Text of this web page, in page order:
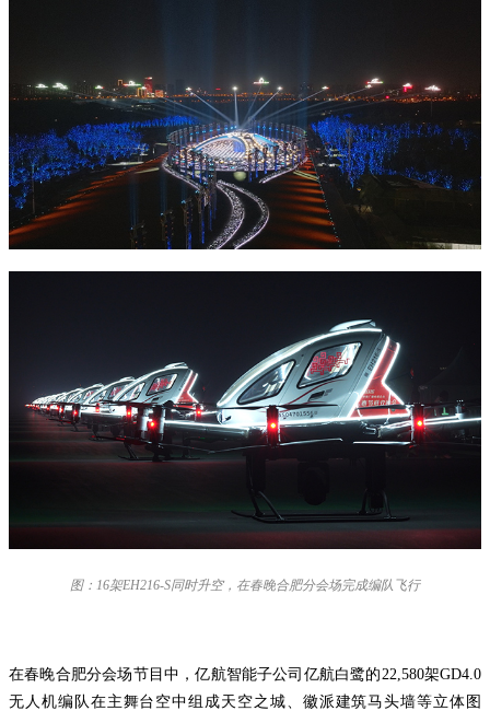
图：16架EH216-S同时升空，在春晚合肥分会场完成编队飞行
在春晚合肥分会场节目中，亿航智能子公司亿航白鹭的22,580架GD4.0
无人机编队在主舞台空中组成天空之城、徽派建筑马头墙等立体图